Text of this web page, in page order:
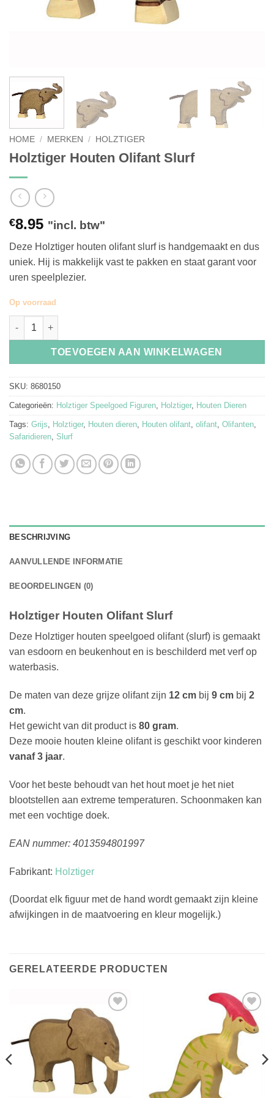
HOME / MERKEN / HOLZTIGER
Holztiger Houten Olifant Slurf
€8.95 "incl. btw"
Deze Holztiger houten olifant slurf is handgemaakt en dus
uniek. Hij is makkelijk vast te pakken en staat garant voor
uren speelplezier.
Op voorraad
Holztiger Houten Olifant Slurf aantal
TOEVOEGEN AAN WINKELWAGEN
SKU: 8680150
Categorieën: Holztiger Speelgoed Figuren Holztiger, Houten Dieren
Tags: Grijs Holztiger, Houten dieren Houten olifant olifant Olifanten
Safaridieren Slurf
BESCHRIJVING
AANVULLENDE INFORMATIE
BEOORDELINGEN (0)
Holztiger Houten Olifant Slurf
Deze Holztiger houten speelgoed olifant (slurf) is gemaakt
van esdoorn en beukenhout en is beschilderd met verf op
waterbasis.
De maten van deze grijze olifant zijn 12 cm bij 9 cm bij 2
cm.
Het gewicht van dit product is 80 gram.
Deze mooie houten kleine olifant is geschikt voor kinderen
vanaf 3 jaar.
Voor het beste behoudt van het hout moet je het niet
blootstellen aan extreme temperaturen. Schoonmaken kan
met een vochtige doek.
EAN nummer: 4013594801997
Fabrikant: Holztiger
(Doordat elk figuur met de hand wordt gemaakt zijn kleine
afwijkingen in de maatvoering en kleur mogelijk.)
GERELATEERDE PRODUCTEN
Toevoegen
aan
verlanglijst
Toevoegen
aan
verlanglijst